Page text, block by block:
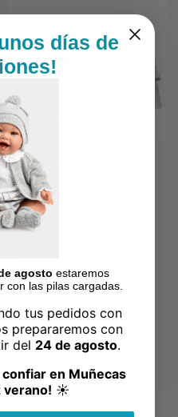
días de
agosto estaremos
con las pilas cargadas.
tus pedidos con
prepararemos con
del 24 de agosto.
en Muñecas
verano! ☀️